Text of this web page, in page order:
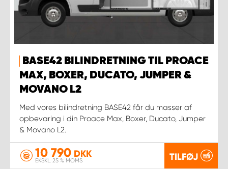
BASE42 BILINDRETNING TIL PROACE
MAX, BOXER, DUCATO, JUMPER &
MOVANO L2
Med vores bilindretning BASE42 får du masser af
opbevaring i din Proace Max, Boxer, Ducato, Jumper
& Movano L2.
10 790 DKK
EKSKL. 25 % MOMS TILFØJ